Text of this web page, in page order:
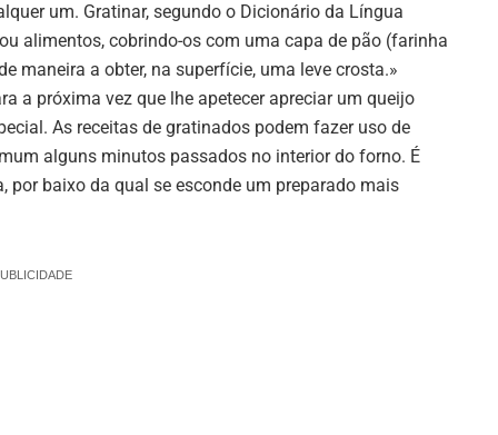
um. Gratinar, segundo o Dicionário da Língua
alimentos, cobrindo-os com uma capa de pão (farinha
maneira a obter, na superfície, uma leve crosta.»
a próxima vez que lhe apetecer apreciar um queijo
As receitas de gratinados podem fazer uso de
alguns minutos passados no interior do forno. É
baixo da qual se esconde um preparado mais